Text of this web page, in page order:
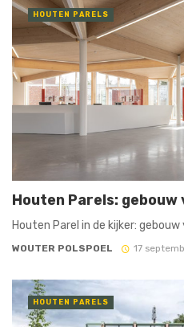
HOUTEN PARELS
Houten Parels: gebouw
Houten Parel in de kijker:
WOUTER POLSPOEL 17
HOUTEN PARELS